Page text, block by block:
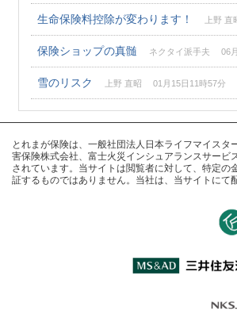
生命保険料控除が変わります！ 上野 直
保険ショップの真髄 ネクタイ派手夫 06月
雪のリスク 上野 直昭 01月15日11時57分
とれまが保険は、一般社団法人日本ライフマイス
害保険株式会社、富士火災インシュアランスサー
されています。当サイトは閲覧者に対して、特定
証するものではありません。当社は、当サイトに